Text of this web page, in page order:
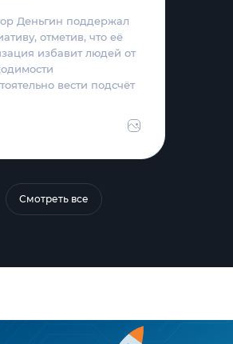
Деньгин поддержал
отметив, что её
избавит людей от
вести подсчёт
Смотреть все